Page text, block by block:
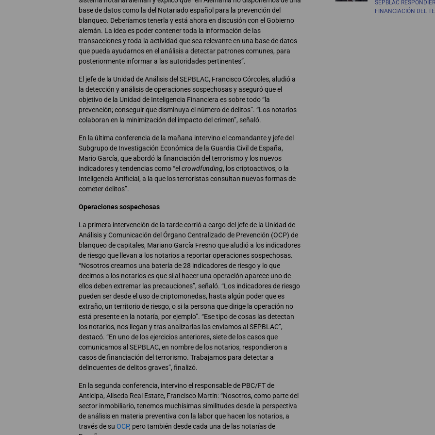
base de datos como la del Notariado español para la prevención del
blanqueo. Deberíamos tenerla y está ahora en discusión con el Gobierno
alemán. La idea es poder contener toda la información de las
transacciones y toda la actividad que sea relevante en una base de datos
que pueda ayudarnos en el análisis a detectar patrones comunes, para
posteriormente informar a las autoridades pertinentes”.
El jefe de la Unidad de Análisis del SEPBLAC, Francisco Córcoles, aludió a
la detección y análisis de operaciones sospechosas y aseguró que el
objetivo de la Unidad de Inteligencia Financiera es sobre todo “la
prevención; conseguir que disminuya el número de delitos”. “Los notarios
colaboran en la minimización del impacto del crimen”, señaló.
En la última conferencia de la mañana intervino el comandante y jefe del
Subgrupo de Investigación Económica de la Guardia Civil de España,
Mario García, que abordó la financiación del terrorismo y los nuevos
indicadores y tendencias como “elcrowdfunding, los criptoactivos, o la
Inteligencia Artificial, a la que los terroristas consultan nuevas formas de
cometer delitos”.
Operaciones sospechosas
La primera intervención de la tarde corrió a cargo del jefe de la Unidad de
Análisis y Comunicación del Órgano Centralizado de Prevención (OCP) de
blanqueo de capitales, Mariano García Fresno que aludió a los indicadores
de riesgo que llevan a los notarios a reportar operaciones sospechosas.
“Nosotros creamos una batería de 28 indicadores de riesgo y lo que
decimos a los notarios es que si al hacer una operación aparece uno de
ellos deben extremar las precauciones”, señaló. “Los indicadores de riesgo
pueden ser desde el uso de criptomonedas, hasta algún poder que es
extraño, un territorio de riesgo, o si la persona que dirige la operación no
está presente en la notaría, por ejemplo”. “Ese tipo de cosas las detectan
los notarios, nos llegan y tras analizarlas las enviamos al SEPBLAC”,
destacó. “En uno de los ejercicios anteriores, siete de los casos que
comunicamos al SEPBLAC, en nombre de los notarios, respondieron a
casos de financiación del terrorismo. Trabajamos para detectar a
delincuentes de delitos graves”, finalizó.
En la segunda conferencia, intervino el responsable de PBC/FT de
Anticipa, Aliseda Real Estate, Francisco Martín: “Nosotros, como parte del
sector inmobiliario, tenemos muchísimas similitudes desde la perspectiva
de análisis en materia preventiva con la labor que hacen los notarios, a
través de su OCP, pero también desde cada una de las notarías de
SEPBLAC
FINANCIACIÓN DEL